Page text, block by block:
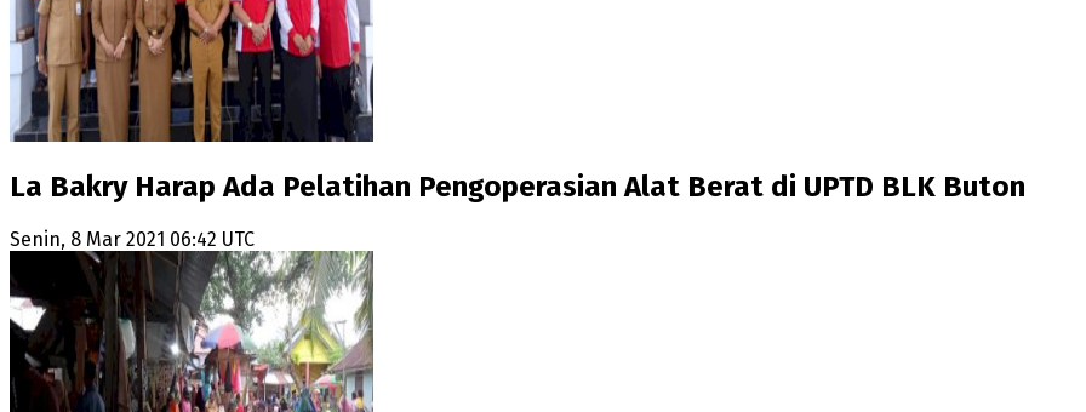
La Bakry Harap Ada Pelatihan Pengoperasian Alat Berat di UPTD BLK Buton
Senin, 8 Mar 2021 06:42 UTC